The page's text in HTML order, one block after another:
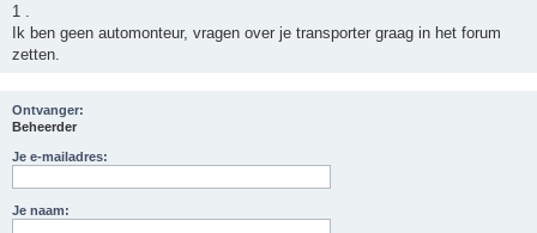
1 .
Ik ben geen automonteur, vragen over je transporter graag in het forum
zetten.
Ontvanger:
Beheerder
Je e-mailadres:
Je naam: